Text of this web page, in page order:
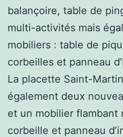
balançoire, table de
multi-activités mais
mobiliers : table de
corbeilles et panneau
La placette Saint-
également deux
et un mobilier flambant
corbeille et panneau